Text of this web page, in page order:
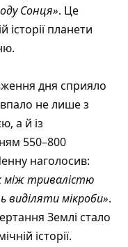
Сонця». Це
історії планети
дня сприяло
не лише з
а й із
550–800
наголосив:
між тривалістю
виділяти мікроби».
Землі стало
історії.